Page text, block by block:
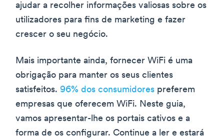
ajudar a recolher informações valiosas sobre os
utilizadores para fins de marketing e fazer
crescer o seu negócio.
Mais importante ainda, fornecer WiFi é uma
obrigação para manter os seus clientes
satisfeitos. 96% dos consumidores preferem
empresas que oferecem WiFi. Neste guia,
vamos apresentar-lhe os portais cativos e a
forma de os configurar. Continue a ler e estará